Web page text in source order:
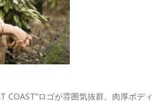
COAST”ロゴが雰囲気抜群。肉厚ボディ